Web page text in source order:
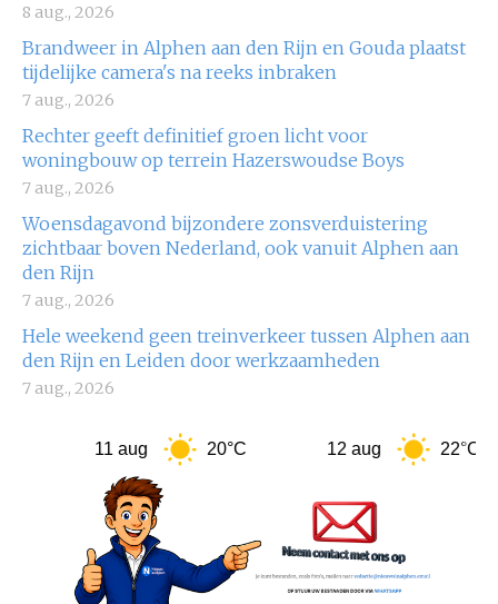
8 aug., 2026
Brandweer in Alphen aan den Rijn en Gouda plaatst
tijdelijke camera's na reeks inbraken
7 aug., 2026
Rechter geeft definitief groen licht voor
woningbouw op terrein Hazerswoudse Boys
7 aug., 2026
Woensdagavond bijzondere zonsverduistering
zichtbaar boven Nederland, ook vanuit Alphen aan
den Rijn
7 aug., 2026
Hele weekend geen treinverkeer tussen Alphen aan
den Rijn en Leiden door werkzaamheden
7 aug., 2026
11 aug 20°C 12 aug 22°C